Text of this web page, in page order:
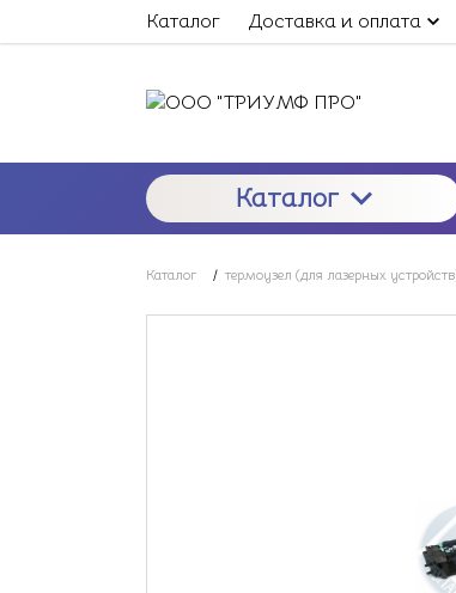
Каталог Доставка и оплата
Каталог
Каталог / термоузел (для лазерных